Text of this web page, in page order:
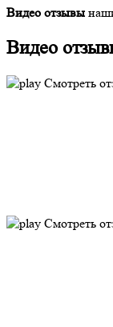
Видео отзывы
Видео
Смотреть
Смотреть